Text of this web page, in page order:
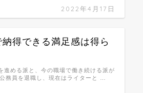
2022年4月17日
得できる満足感は得ら
進める派と、今の職場で働き続ける派が
務員を退職し、現在はライターと …